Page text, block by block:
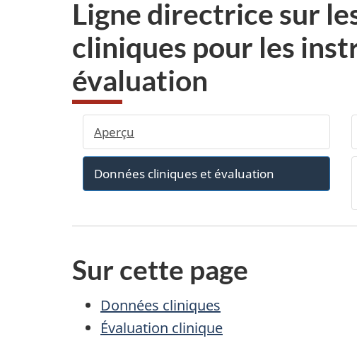
Ligne directrice sur
cliniques pour les
évaluation
Aperçu
Données cliniques et évaluation
Sur cette page
Données cliniques
Évaluation clinique